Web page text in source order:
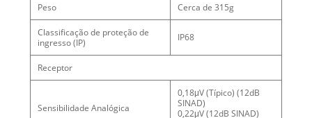
Peso Cerca de 315g
Classificação de proteção de
ingresso (IP)
IP68
Receptor
Sensibilidade Analógica
0,18μV (Típico) (12dB
SINAD)
0,22μV (12dB SINAD)